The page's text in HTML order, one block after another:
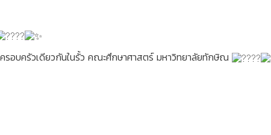
รอบครัวเดียวกันในรั้ว คณะศึกษาศาสตร์ มหาวิทยาลัยทักษิณ